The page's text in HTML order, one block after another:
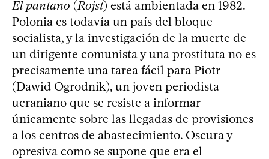
El pantano (Rojst) está ambientada en 1982.
Polonia es todavía un país del bloque
socialista, y la investigación de la muerte de
un dirigente comunista y una prostituta no es
precisamente una tarea fácil para Piotr
(Dawid Ogrodnik), un joven periodista
ucraniano que se resiste a informar
únicamente sobre las llegadas de provisiones
a los centros de abastecimiento. Oscura y
opresiva como se supone que era el